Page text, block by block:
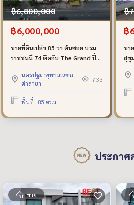
฿6,800,000
฿6,000,000
ขายที่ดินเปล่า 85 วา ต้นซอย บรม
ราชชนนี 74 ติดกับ The Grand ปิ่น
บรมราชชนนี เพียง 3 เมตรเท่านั้น
นครปฐม พุทธมณฑล
ศาลายา
733
พื้นที่ : 85 ตร.ว.
฿
฿
ขา
สุขุ
ประกาศ
ขาย